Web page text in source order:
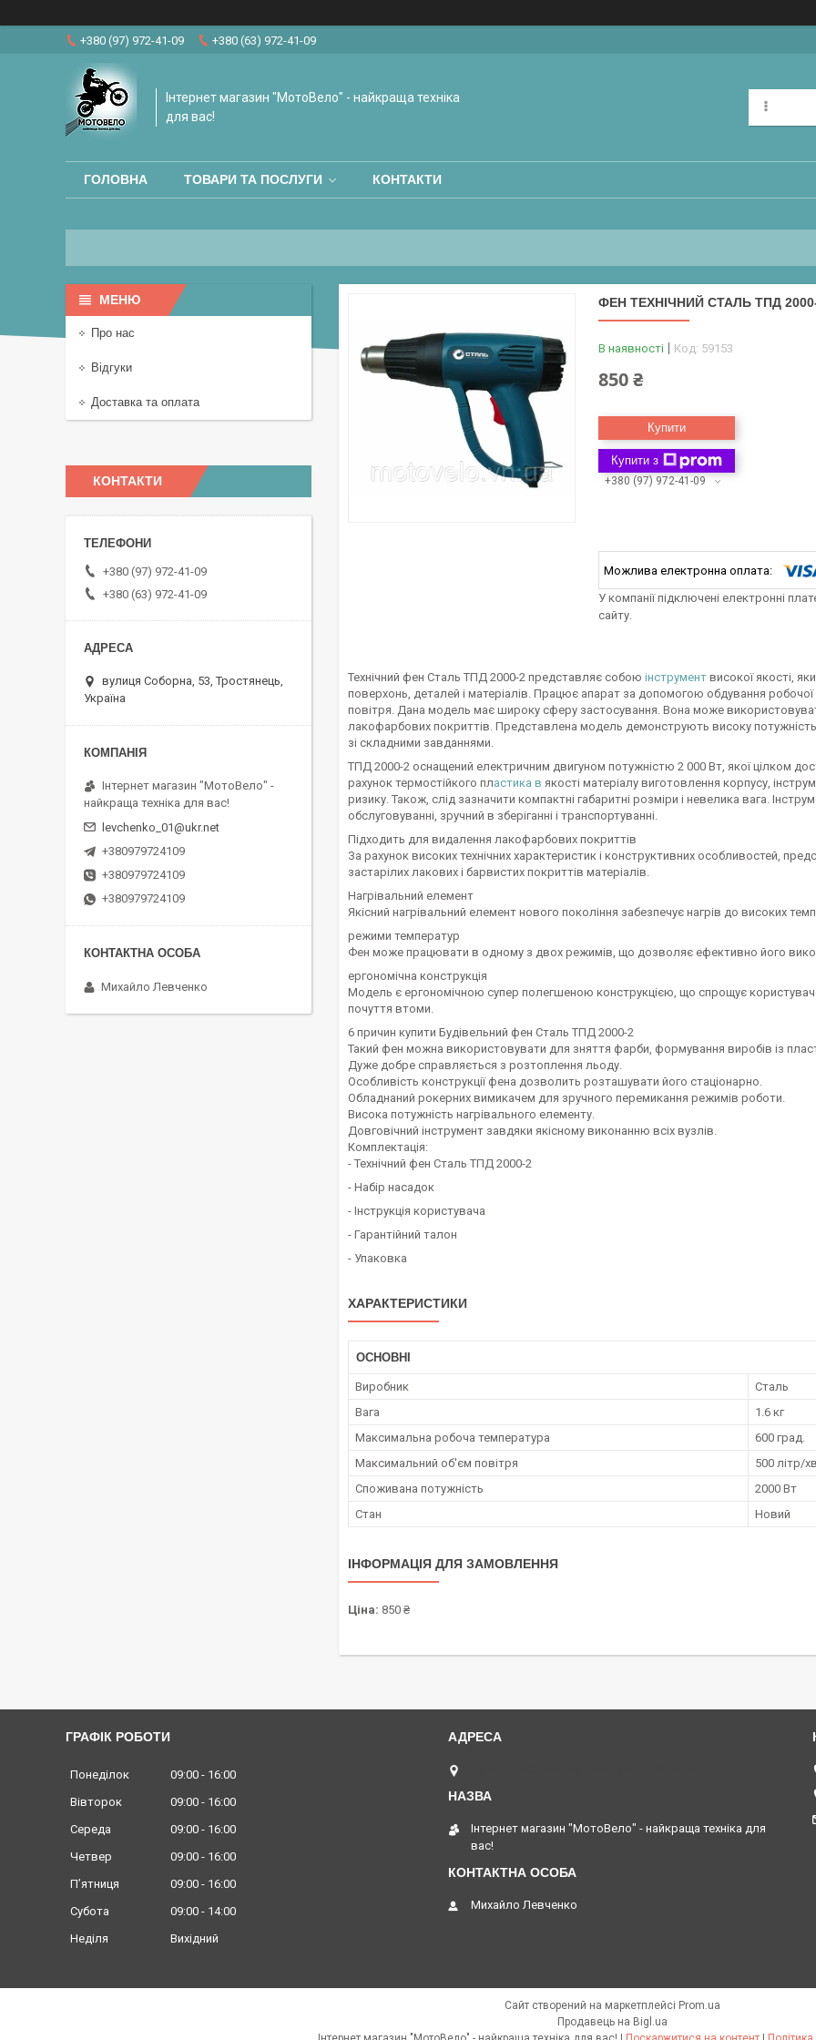
+380 (97) 972-41-09 +380 (63) 972-41-09
Інтернет магазин "МотоВело" - найкраща техніка
для вас!
ГОЛОВНА ТОВАРИ ТА ПОСЛУГИ КОНТАКТИ
ФЕН ТЕХНІЧНИЙ СТАЛЬ ТПД
В наявності Код: 59153
850 ₴
Купити
Купити з
+380 (97) 972-41-09
У компанії підключені електронні
сайту.
Технічний фен Сталь ТПД 2000-2 представляє собою інструмент високої якості,
поверхонь, деталей і матеріалів. Працює апарат за допомогою обдування
повітря. Дана модель має широку сферу застосування. Вона може
лакофарбових покриттів. Представлена модель демонструють високу
зі складними завданнями.
ТПД 2000-2 оснащений електричним двигуном потужністю 2 000 Вт, якої цілком
рахунок термостійкого пластика в якості матеріалу виготовлення корпусу,
ризику. Також, слід зазначити компактні габаритні розміри і невелика вага.
обслуговуванні, зручний в зберіганні і транспортуванні.
Підходить для видалення лакофарбових покриттів
За рахунок високих технічних характеристик і конструктивних особливостей,
застарілих лакових і барвистих покриттів матеріалів.
Нагрівальний елемент
Якісний нагрівальний елемент нового покоління забезпечує нагрів до високих
режими температур
Фен може працювати в одному з двох режимів, що дозволяє ефективно його
ергономічна конструкція
Модель є ергономічною супер полегшеною конструкцією, що спрощує
почуття втоми.
6 причин купити Будівельний фен Сталь ТПД 2000-2
Такий фен можна використовувати для зняття фарби, формування виробів із
Дуже добре справляється з розтоплення льоду.
Особливість конструкції фена дозволить розташувати його стаціонарно.
Обладнаний рокерних вимикачем для зручного перемикання режимів роботи.
Висока потужність нагрівального елементу.
Довговічний інструмент завдяки якісному виконанню всіх вузлів.
Комплектація:
- Технічний фен Сталь ТПД 2000-2
- Набір насадок
- Інструкція користувача
- Гарантійний талон
- Упаковка
ХАРАКТЕРИСТИКИ
ОСНОВНІ
Виробник
Сталь
Вага
1.6 кг
Максимальна робоча температура
600 град.
Максимальний об'єм повітря
500 літр/
Споживана потужність
2000 Вт
Стан
Новий
ІНФОРМАЦІЯ ДЛЯ ЗАМОВЛЕННЯ
Ціна: 850 ₴
Про нас
Відгуки
Доставка та оплата
КОНТАКТИ
+380 (97) 972-41-09
+380 (63) 972-41-09
вулиця Соборна, 53, Тростянець,
Україна
Інтернет магазин "МотоВело" -
найкраща техніка для вас!
levchenko_01@ukr.net
+380979724109
+380979724109
+380979724109
Михайло Левченко
ГРАФІК РОБОТИ
Понеділок 09:00
16:00
Вівторок
09:00
16:00
Середа
09:00
16:00
Четвер
09:00
16:00
Пʼятниця
09:00
16:00
Субота
09:00
14:00
Неділя
Вихідний
Інтернет магазин "МотоВело" - найкраща техніка для
вас!
Михайло Левченко
Сайт створений на маркетплейсі Prom.ua
Продавець на Bigl.ua